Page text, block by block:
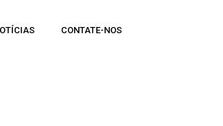
CONTATE-NOS